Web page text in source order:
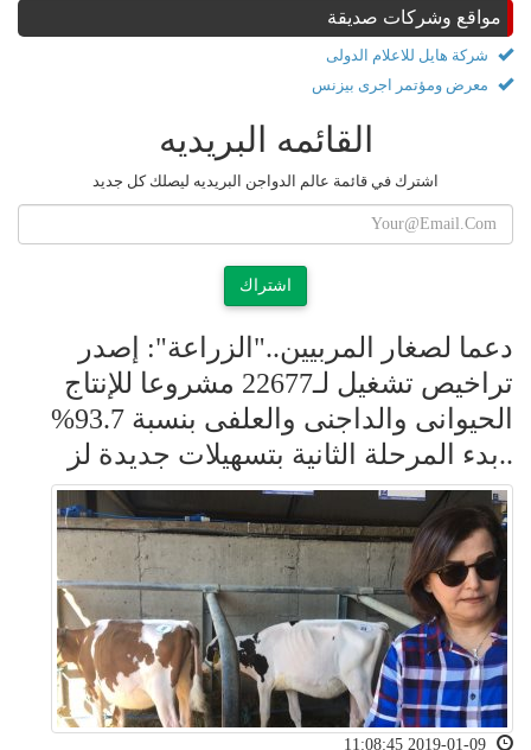
مواقع وشركات صديقة
شركة هايل للاعلام الدولى
معرض ومؤتمر اجرى بيزنس
القائمه البريديه
اشترك في قائمة عالم الدواجن البريديه ليصلك كل جديد
اشتراك
دعما لصغار المربيين.."الزراعة": إصدر
تراخيص تشغيل لـ22677 مشروعا للإنتاج
الحيوانى والداجنى والعلفى بنسبة 93.7%
..بدء المرحلة الثانية بتسهيلات جديدة لز